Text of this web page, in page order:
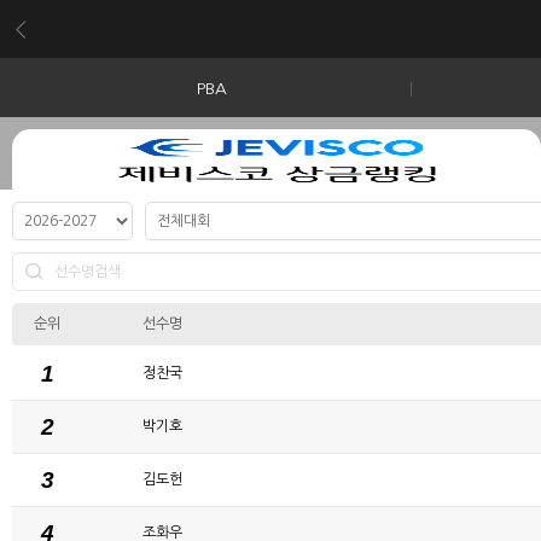
PBA
순위 선수명
1 정찬국
2 박기호
3 김도헌
4 조화우